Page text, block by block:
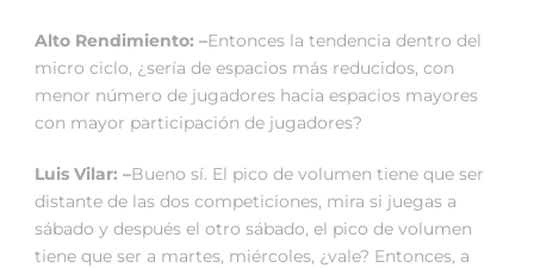
Alto Rendimiento: –Entonces la tendencia dentro del
micro ciclo, ¿sería de espacios más reducidos, con
menor número de jugadores hacia espacios mayores
con mayor participación de jugadores?
Luis Vilar: –Bueno sí. El pico de volumen tiene que ser
distante de las dos competiciones, mira si juegas a
sábado y después el otro sábado, el pico de volumen
tiene que ser a martes, miércoles, ¿vale? Entonces, a